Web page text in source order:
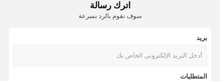
سحابات مقاومة للماء
سحاب الماس
اترك رسالة
سوف نقوم بالرد بسرعة
بريد
المتطلبات